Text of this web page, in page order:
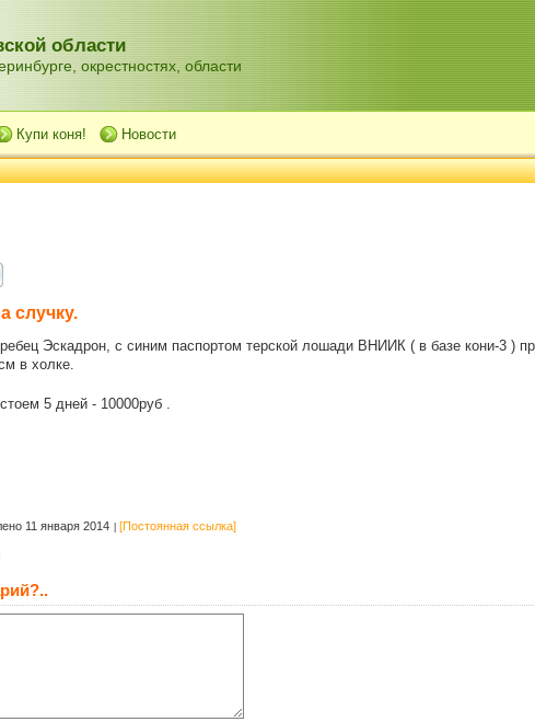
области
окрестностях, области
Купи коня! Новости
случку.
Эскадрон, с синим паспортом терской лошади ВНИИК ( в базе кони-3 )
в холке.
5 дней - 10000руб .
11 января 2014 [Постоянная ссылка]